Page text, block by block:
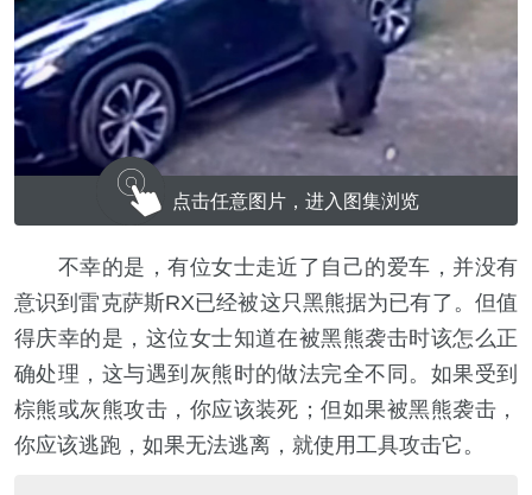
点击任意图片，进入图集浏览
不幸的是，有位女士走近了自己的爱车，并没有
意识到雷克萨斯RX已经被这只黑熊据为已有了。但值
得庆幸的是，这位女士知道在被黑熊袭击时该怎么正
确处理，这与遇到灰熊时的做法完全不同。如果受到
棕熊或灰熊攻击，你应该装死；但如果被黑熊袭击，
你应该逃跑，如果无法逃离，就使用工具攻击它。